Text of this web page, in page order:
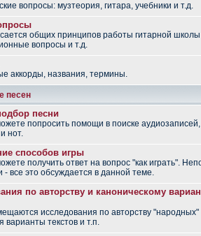
вопросы: музтеория, гитара, учебники и т.д.
общих принципов работы гитарной
вопросы и т.д.
аккорды, названия, термины.
песен
песни
попросить помощи в поиске аудиозаписей,
нот.
способов игры
получить ответ на вопрос "как играть".
все это обсуждается в данной теме.
по авторству и каноническому
исследования по авторству "народных"
варианты текстов и т.п.